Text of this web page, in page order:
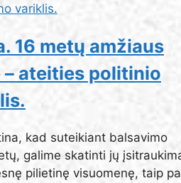
variklis.
16 metų amžiaus
ateities politinio
kad suteikiant balsavimo
galime skatinti jų
pilietinę visuomenę, taip